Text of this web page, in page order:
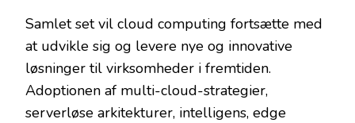
Samlet set vil cloud computing fortsætte med
at udvikle sig og levere nye og innovative
løsninger til virksomheder i fremtiden.
Adoptionen af multi-cloud-strategier,
serverløse arkitekturer, intelligens, edge